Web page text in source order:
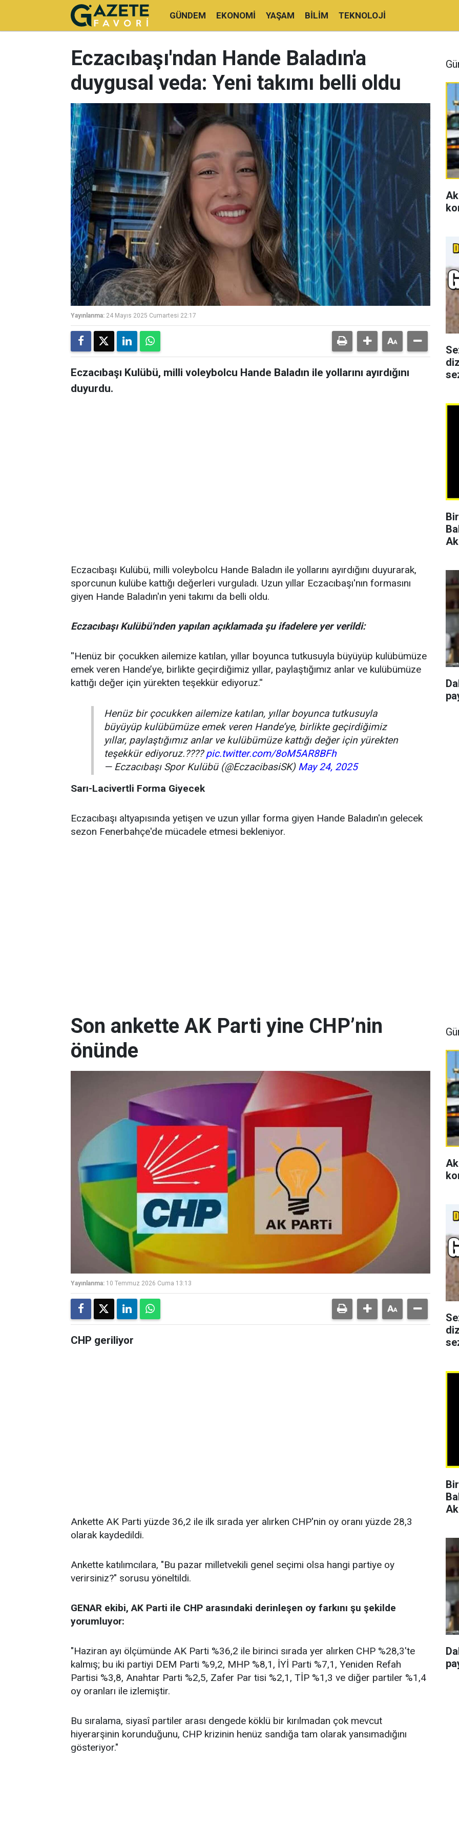
GÜNDEM EKONOMI YAŞAM BILIM TEKNOLOJI
Eczacıbaşı'ndan Hande Baladın'a
duygusal veda: Yeni takımı belli oldu
Yayınlanma: 24 Mayıs 2025 Cumartesi 22:17
Eczacıbaşı Kulübü, milli voleybolcu Hande Baladın ile yollarını ayırdığını
duyurdu.
Eczacıbaşı Kulübü, milli voleybolcu Hande Baladın ile yollarını ayırdığını duyurarak,
sporcunun kulübe kattığı değerleri vurguladı. Uzun yıllar Eczacıbaşı'nın formasını
giyen Hande Baladın'ın yeni takımı da belli oldu.
Eczacıbaşı Kulübü'nden yapılan açıklamada şu ifadelere yer verildi:
''Henüz bir çocukken ailemize katılan, yıllar boyunca tutkusuyla büyüyüp kulübümüze
emek veren Hande’ye, birlikte geçirdiğimiz yıllar, paylaştığımız anlar ve kulübümüze
kattığı değer için yürekten teşekkür ediyoruz.''
Henüz bir çocukken ailemize katılan, yıllar boyunca tutkusuyla
büyüyüp kulübümüze emek veren Hande’ye, birlikte geçirdiğimiz
yıllar, paylaştığımız anlar ve kulübümüze kattığı değer için yürekten
teşekkür ediyoruz.????pic.twitter.com/8oM5AR8BFh
— Eczacıbaşı Spor Kulübü (@EczacibasiSK) May 24, 2025
Sarı-Lacivertli Forma Giyecek
Eczacıbaşı altyapısında yetişen ve uzun yıllar forma giyen Hande Baladın'ın gelecek
sezon Fenerbahçe'de mücadele etmesi bekleniyor.
Son ankette AK Parti yine CHP’nin
önünde
Yayınlanma: 10 Temmuz 2026 Cuma 13:13
CHP geriliyor
Ankette AK Parti yüzde 36,2 ile ilk sırada yer alırken CHP'nin oy oranı yüzde 28,3
olarak kaydedildi.
Ankette katılımcılara, "Bu pazar milletvekili genel seçimi olsa hangi partiye oy
verirsiniz?" sorusu yöneltildi.
GENAR ekibi, AK Parti ile CHP arasındaki derinleşen oy farkını şu şekilde
yorumluyor:
"Haziran ayı ölçümünde AK Parti %36,2 ile birinci sırada yer alırken CHP %28,3'te
kalmış; bu iki partiyi DEM Parti %9,2, MHP %8,1, İYİ Parti %7,1, Yeniden Refah
Partisi %3,8, Anahtar Parti %2,5, Zafer Par tisi %2,1, TİP %1,3 ve diğer partiler %1,4
oy oranları ile izlemiştir.
Bu sıralama, siyasî partiler arası dengede köklü bir kırılmadan çok mevcut
hiyerarşinin korunduğunu, CHP krizinin henüz sandığa tam olarak yansımadığını
gösteriyor."